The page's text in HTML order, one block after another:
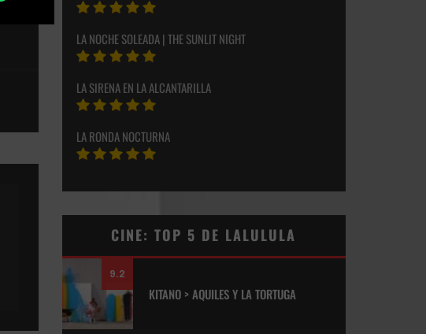
LA NOCHE SOLEADA | THE SUNLIT NIGHT
LA SIRENA EN LA ALCANTARILLA
LA RONDA NOCTURNA
CINE: TOP 5 DE LALULULA
9.2
KITANO > AQUILES Y LA TORTUGA